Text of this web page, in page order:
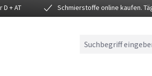
+ AT Schmierstoffe online kaufen.